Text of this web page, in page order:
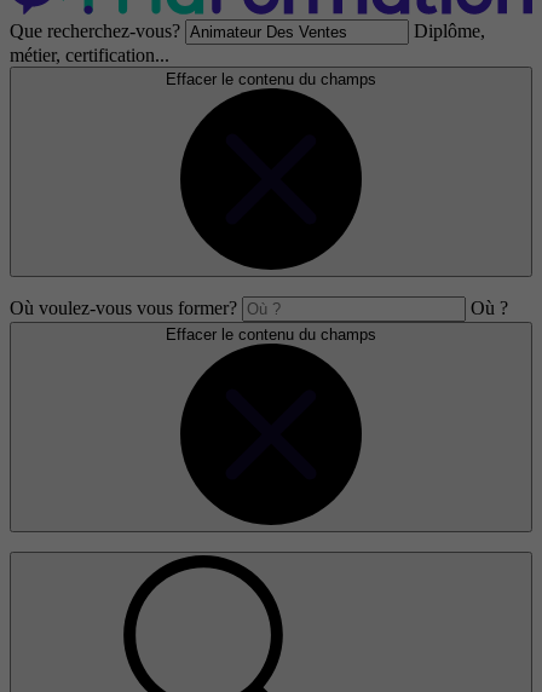
Que recherchez-vous?
Diplôme,
métier, certification...
Effacer le contenu du champs
Où voulez-vous vous former? Où ?
Effacer le contenu du champs